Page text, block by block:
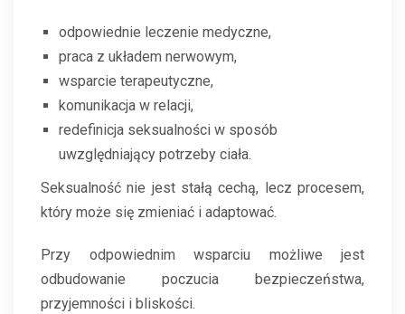
odpowiednie leczenie medyczne,
praca z układem nerwowym,
wsparcie terapeutyczne,
komunikacja w relacji,
redefinicja seksualności w sposób
uwzględniający potrzeby ciała.
Seksualność nie jest stałą cechą, lecz procesem,
który może się zmieniać i adaptować.
Przy odpowiednim wsparciu możliwe jest
odbudowanie poczucia bezpieczeństwa,
przyjemności i bliskości.